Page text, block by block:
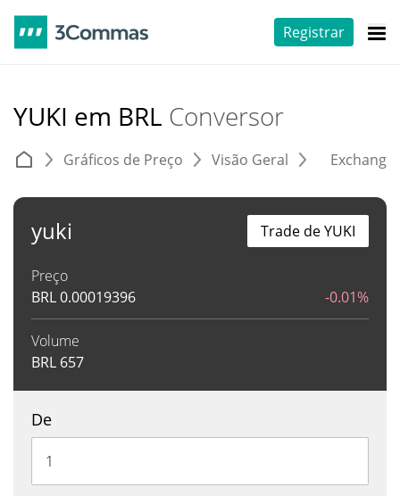
Registrar
YUKI em BRL Conversor
Gráficos de Preço Visão Geral
yuki
Preço
BRL0.00019396 -0.01%
Volume
BRL 657
Trade de YUKI
De